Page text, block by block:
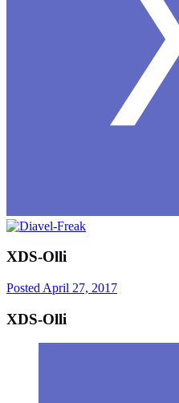
XDS-Olli
Posted April 27, 2017
XDS-Olli